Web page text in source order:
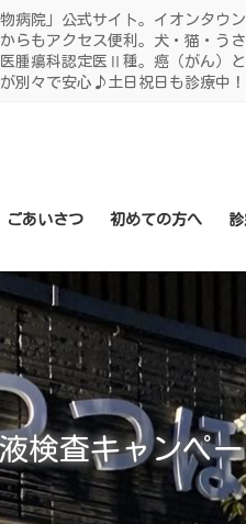
病院」公式サイト。イオンタウ
らもアクセス便利。犬・猫・う
腫瘍科認定医Ⅱ種。癌（がん）
別々で安心♪土日祝日も診療中！
ごあいさつ 初めての方へ
査キャンペー